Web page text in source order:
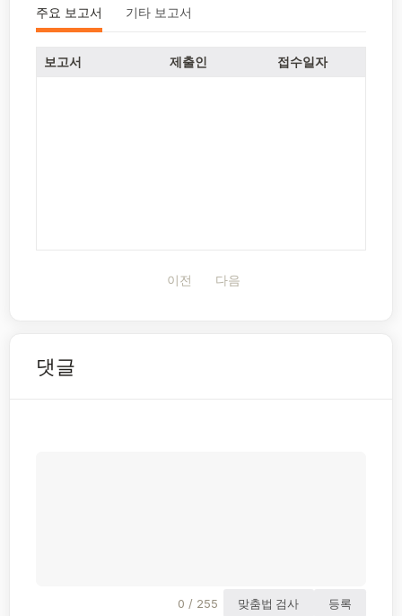
주요 보고서 기타 보고서
보고서 제출인 접수일자
이전 다음
댓글
0 / 255 맞춤법 검사 등록